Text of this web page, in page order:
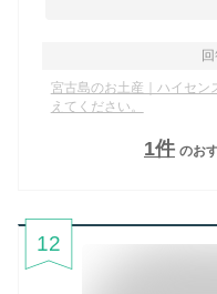
宮古島のお土産｜ハイセン
えてください。
1件 のお
12